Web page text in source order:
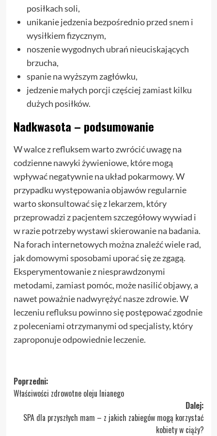
posiłkach soli,
unikanie jedzenia bezpośrednio przed snem i
wysiłkiem fizycznym,
noszenie wygodnych ubrań nieuciskających
brzucha,
spanie na wyższym zagłówku,
jedzenie małych porcji częściej zamiast kilku
dużych posiłków.
Nadkwasota – podsumowanie
W walce z refluksem warto zwrócić uwagę na
codzienne nawyki żywieniowe, które mogą
wpływać negatywnie na układ pokarmowy. W
przypadku występowania objawów regularnie
warto skonsultować się z lekarzem, który
przeprowadzi z pacjentem szczegółowy wywiad i
w razie potrzeby wystawi skierowanie na badania.
Na forach internetowych można znaleźć wiele rad,
jak domowymi sposobami uporać się ze zgagą.
Eksperymentowanie z niesprawdzonymi
metodami, zamiast pomóc, może nasilić objawy, a
nawet poważnie nadwyrężyć nasze zdrowie. W
leczeniu refluksu powinno się postępować zgodnie
z poleceniami otrzymanymi od specjalisty, który
zaproponuje odpowiednie leczenie.
Zobacz
wpisy
Poprzedni:
Właściwości zdrowotne oleju lnianego
Dalej:
SPA dla przyszłych mam – z jakich zabiegów mogą korzystać
kobiety w ciąży?